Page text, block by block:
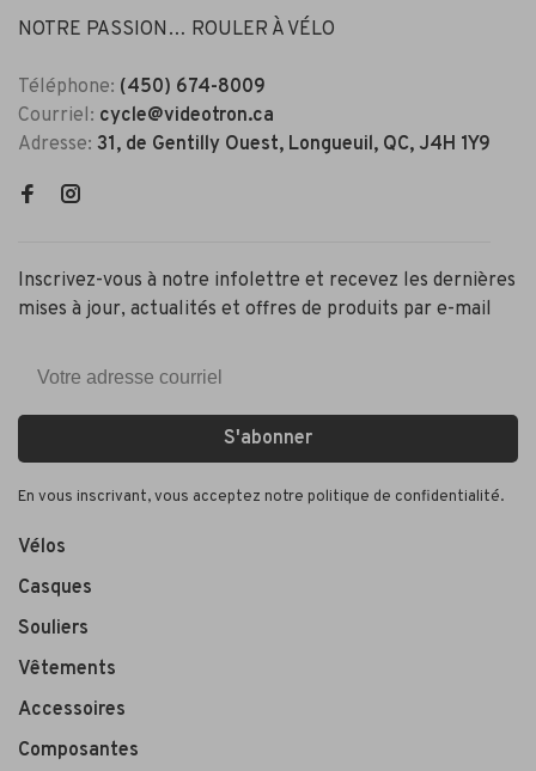
NOTRE PASSION… ROULER À VÉLO
Téléphone: (450) 674-8009
Courriel: cycle@videotron.ca
Adresse: 31, de Gentilly Ouest, Longueuil, QC, J4H 1Y9
Inscrivez-vous à notre infolettre et recevez les dernières
mises à jour, actualités et offres de produits par e-mail
S'abonner
En vous inscrivant, vous acceptez notre politique de confidentialité.
Vélos
Casques
Souliers
Vêtements
Accessoires
Composantes